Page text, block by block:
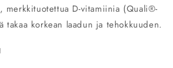
merkkituotettua D-vitamiinia (Quali®-
takaa korkean laadun ja tehokkuuden.